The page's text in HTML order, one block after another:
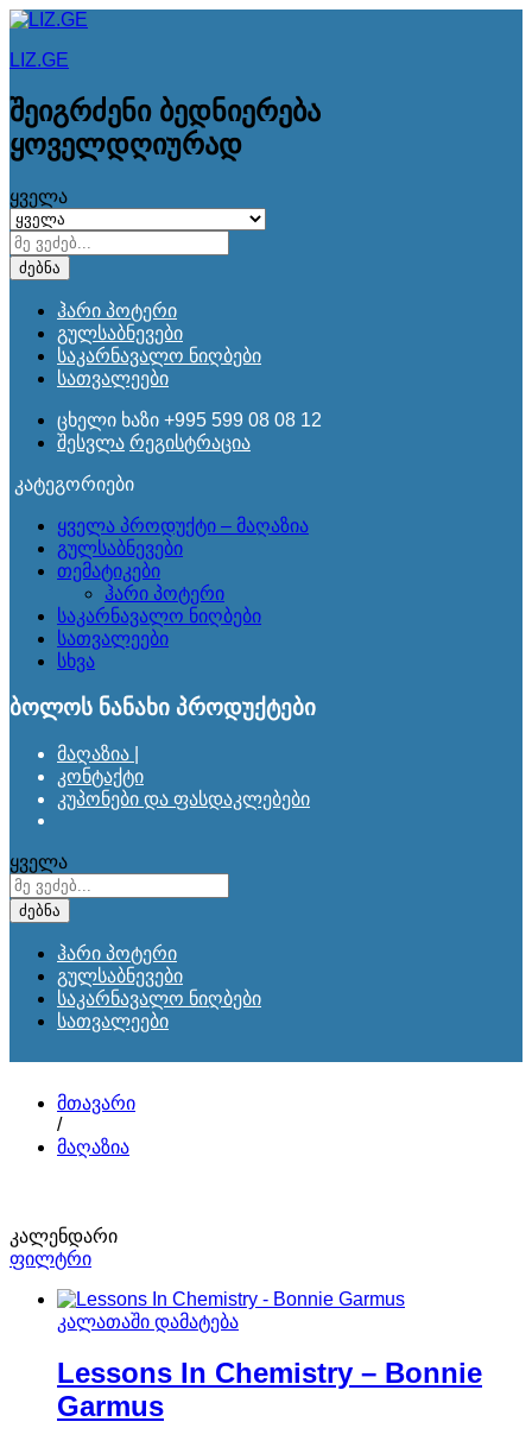
LIZ.GE
შეიგრძენი ბედნიერება
ყოველდღიურად
ყველა
ძებნა
ჰარი პოტერი
გულსაბნევები
საკარნავალო ნიღბები
სათვალეები
ცხელი ხაზი +995 599 08 08 12
შესვლა რეგისტრაცია
კატეგორიები
ყველა პროდუქტი – მაღაზია
გულსაბნევები
თემატიკები
ჰარი პოტერი
საკარნავალო ნიღბები
სათვალეები
სხვა
ბოლოს ნანახი პროდუქტები
მაღაზია |
კონტაქტი
კუპონები და ფასდაკლებები
ყველა
ძებნა
ჰარი პოტერი
გულსაბნევები
საკარნავალო ნიღბები
სათვალეები
მთავარი
/
მაღაზია
კალენდარი
ფილტრი
კალათაში დამატება
Lessons In Chemistry – Bonnie
Garmus